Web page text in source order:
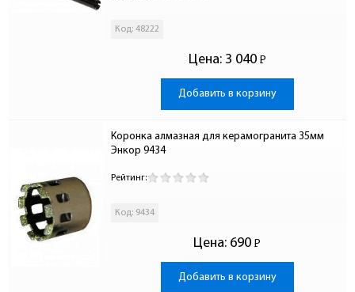
Код: 48222
Цена: 3 040 Р
-
Добавить в корзину
Коронка алмазная для керамогранита 35мм
Энкор 9434
Рейтинг:
Код: 9434
Цена: 690 Р
-
Добавить в корзину